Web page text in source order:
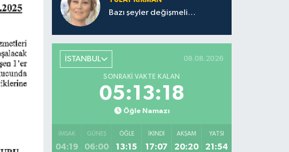
Bazı şeyler değişmeli…
İSTANBUL 08.08.2026
SONRAKI VAKTE KALAN
05:13:18
Öğle Namazı
İMSAK
04:19
GÜNEŞ
06:00
ÖĞLE
13:15
İKINDI
17:07
AKŞAM
20:20
YATSI
21:54